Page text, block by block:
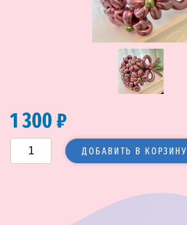
1 300 ₽
ДОБАВИТЬ В КОРЗИНУ